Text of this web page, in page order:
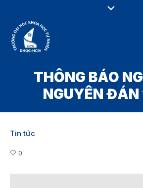
THÔNG BÁO
NGUYÊN
Tin tức
0